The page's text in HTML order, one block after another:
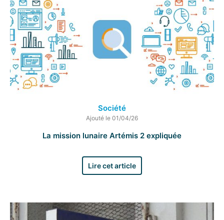
Société
Ajouté le 01/04/26
La mission lunaire Artémis 2 expliquée
Lire cet article